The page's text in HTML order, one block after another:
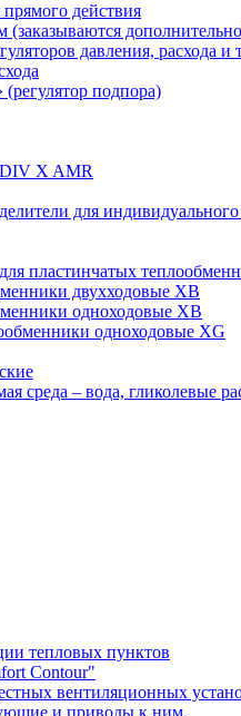
действия
(заказываются
давления, расхода и
(регулятор подпора)
X AMR
для индивидуального
пластинчатых
двухходовые XB
одноходовые ХВ
одноходовые ХG
среда – вода, гликолевые
тепловых пунктов
Contour"
вентиляционных
и приводы к ним